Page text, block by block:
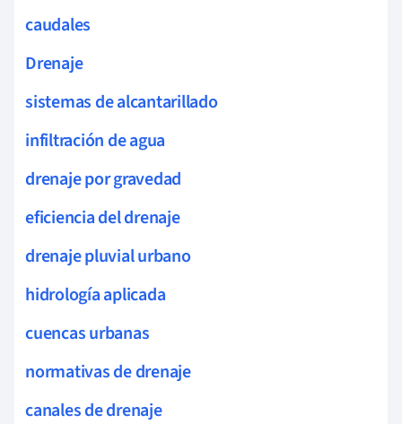
caudales
Drenaje
sistemas de alcantarillado
infiltración de agua
drenaje por gravedad
eficiencia del drenaje
drenaje pluvial urbano
hidrología aplicada
cuencas urbanas
normativas de drenaje
canales de drenaje